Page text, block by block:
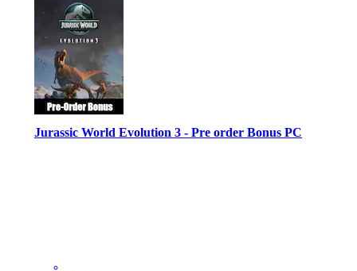
Jurassic World Evolution 3 - Pre order Bonus PC